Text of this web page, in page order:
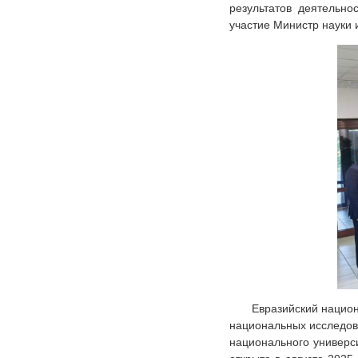
результатов
участие Министр науки
Евразийский
национальных
национального